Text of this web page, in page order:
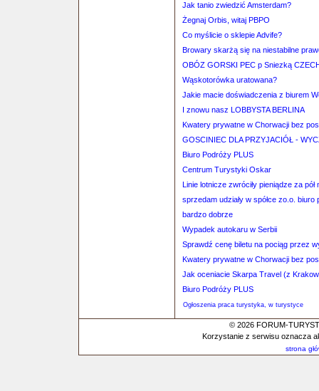
Jak tanio zwiedzić Amsterdam?
Żegnaj Orbis, witaj PBPO
Co myślicie o sklepie Advife?
Browary skarżą się na niestabilne
OBÓZ GORSKI PEC p Sniezką
Wąskotorówka uratowana?
Jakie macie doświadczenia z biurem
I znowu nasz LOBBYSTA BERLINA
Kwatery prywatne w Chorwacji bez
GOSCINIEC DLA PRZYJACIÓŁ -
Biuro Podróży PLUS
Centrum Turystyki Oskar
Linie lotnicze zwróciły pieniądze za
sprzedam udziały w spółce zo.o. biuro
bardzo dobrze
Wypadek autokaru w Serbii
Sprawdź cenę biletu na pociąg przez
Kwatery prywatne w Chorwacji bez
Jak oceniacie Skarpa Travel (z
Biuro Podróży PLUS
Ogłoszenia praca turystyka, w turystyce
© 2026 FORUM-
Korzystanie z serwisu oznacza
strona